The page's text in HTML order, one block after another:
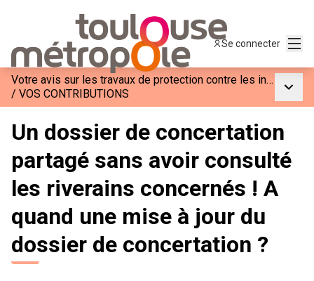
Se connecter
Votre avis sur les travaux de protection contre les inondations à Blagnac
/ VOS CONTRIBUTIONS
Un dossier de concertation
partagé sans avoir consulté
les riverains concernés ! A
quand une mise à jour du
dossier de concertation ?